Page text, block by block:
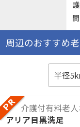
周辺のおすすめ
介護付有料老
アリア目黒洗足